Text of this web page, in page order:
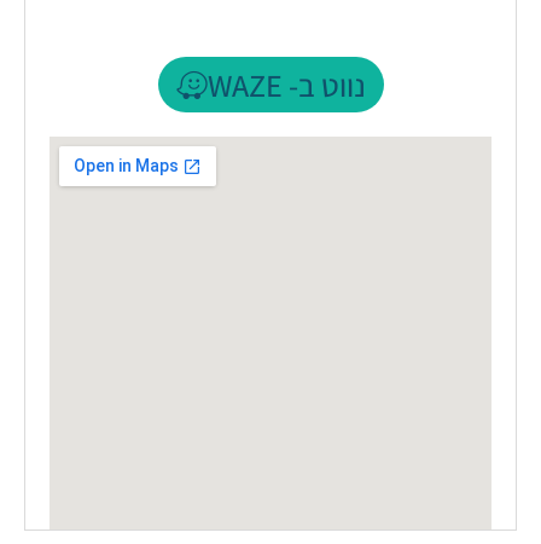
נווט ב- WAZE